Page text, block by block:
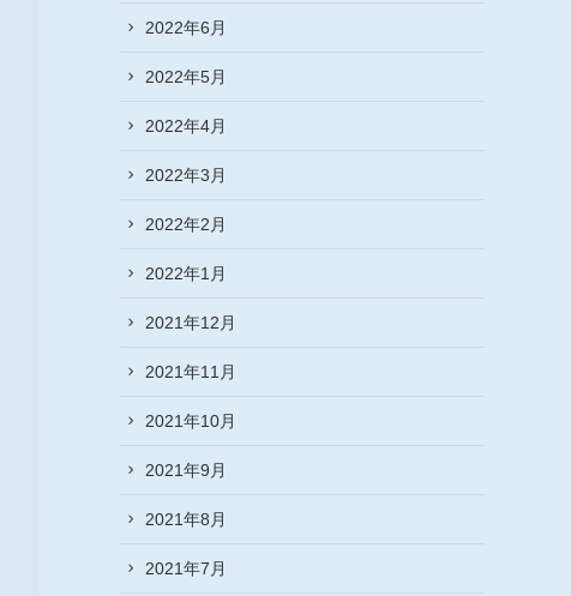
2022年6月
2022年5月
2022年4月
2022年3月
2022年2月
2022年1月
2021年12月
2021年11月
2021年10月
2021年9月
2021年8月
2021年7月